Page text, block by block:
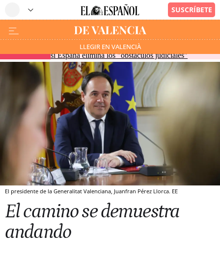
LLEGIR EN VALENCIÀ
Marruecos dice estar dispuesto a acoger a sus menores
si España elimina los "obstáculos judiciales"
El presidente de la Generalitat Valenciana, Juanfran Pérez Llorca. EE
El camino se demuestra
andando